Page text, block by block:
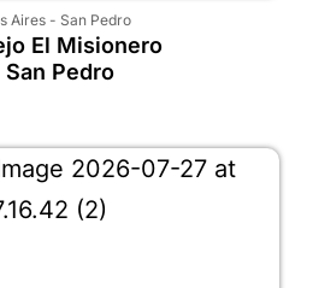
Aires- San Pedro
El Misionero
San Pedro